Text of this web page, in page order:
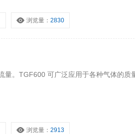
浏览量：2830
量。TGF600 可广泛应用于各种气体的质
浏览量：2913